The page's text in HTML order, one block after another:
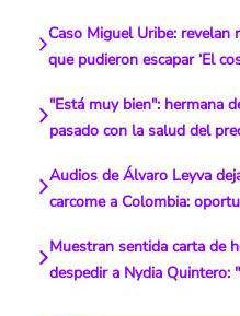
Caso Miguel Uribe: revelan
que pudieron escapar ‘El
"Está muy bien": hermana
pasado con la salud del
Audios de Álvaro Leyva
carcome a Colombia:
Muestran sentida carta de
despedir a Nydia Quintero: